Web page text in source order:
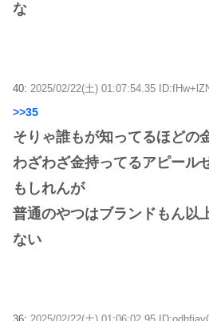
な
40: 2025/02/22(土) 01:07:54.35
>>35
そりゃ誰もが知ってるほどの
わざわざ金持ってるアピール
もしれんが
普通のやつはブランドもん以
ない